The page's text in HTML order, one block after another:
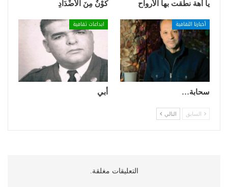
يا آهة نطقت بها الأرواح كَوْنٌ مِنَ الْأَضْدَادِ
أخبارنا الثقافية
سحابة…
ابداعات ثقافية
أبي
السابق التالي
التعليقات مغلقة.